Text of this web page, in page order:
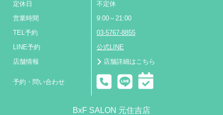
定休日 不定休
営業時間 9:00～21:00
TEL予約 03-5767-8855
LINE予約 公式LINE
店舗情報 店舗詳細はこちら
予約・問い合わせ
BxF SALON 元住吉店